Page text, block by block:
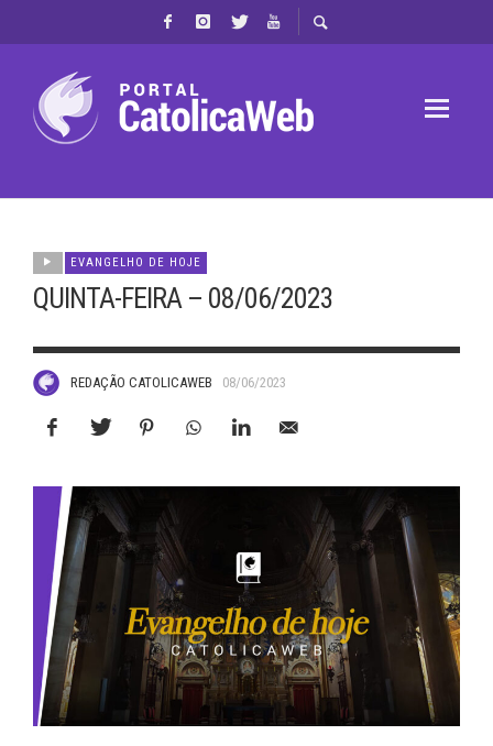
EVANGELHO DE HOJE
QUINTA-FEIRA – 08/06/2023
REDAÇÃO CATOLICAWEB 08/06/2023